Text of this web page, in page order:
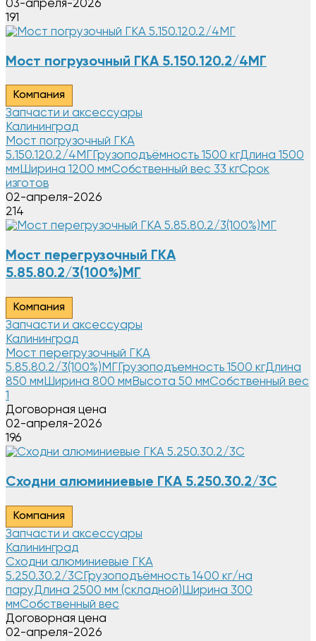
03-апреля-2026
191
Мост погрузочный ГКА 5.150.120.2/4MГ
Компания
Запчасти и аксессуары
Калининград
Мост погрузочный ГКА
5.150.120.2/4MГГрузоподъёмность 1500 кгДлина 1500
ммШирина 1200 ммСобственный вес 33 кгСрок
изготов
02-апреля-2026
214
Мост перегрузочный ГКА
5.85.80.2/3(100%)МГ
Компания
Запчасти и аксессуары
Калининград
Мост перегрузочный ГКА
5.85.80.2/3(100%)МГГрузоподъемность 1500 кгДлина
850 ммШирина 800 ммВысота 50 ммСобственный вес
1
Договорная цена
02-апреля-2026
196
Сходни алюминиевые ГКА 5.250.30.2/3С
Компания
Запчасти и аксессуары
Калининград
Сходни алюминиевые ГКА
5.250.30.2/3СГрузоподъёмность 1400 кг/на
паруДлина 2500 мм (складной)Ширина 300
ммСобственный вес
Договорная цена
02-апреля-2026